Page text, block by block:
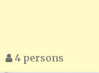
4 persons